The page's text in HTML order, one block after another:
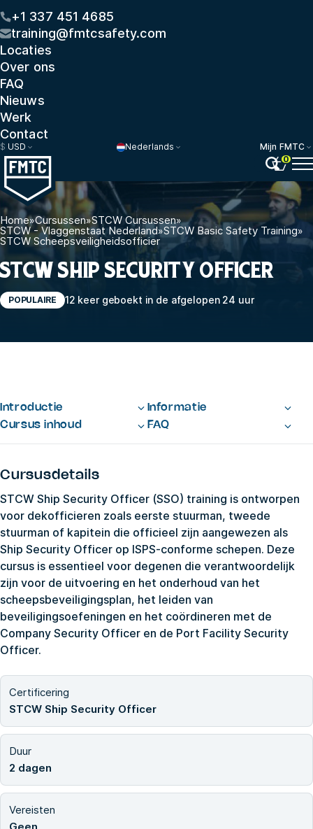
+1 337 451 4685
training@fmtcsafety.com
Locaties
Over ons
FAQ
Nieuws
Werk
Contact
$ USD Nederlands
Mijn FMTC
0
Home»Cursussen»STCW Cursussen»
STCW - Vlaggenstaat Nederland»STCW Basic Safety Training»
STCW Scheepsveiligheidsofficier
STCW SHIP SECURITY OFFICER
POPULAIRE 12 keer geboekt in de afgelopen 24 uur
Introductie
Informatie
Cursus inhoud
FAQ
Cursusdetails
STCW Ship Security Officer (SSO) training is ontworpen
voor dekofficieren zoals eerste stuurman, tweede
stuurman of kapitein die officieel zijn aangewezen als
Ship Security Officer op ISPS-conforme schepen. Deze
cursus is essentieel voor degenen die verantwoordelijk
zijn voor de uitvoering en het onderhoud van het
scheepsbeveiligingsplan, het leiden van
beveiligingsoefeningen en het coördineren met de
Company Security Officer en de Port Facility Security
Officer.
Certificering
STCW Ship Security Officer
Duur
2 dagen
Vereisten